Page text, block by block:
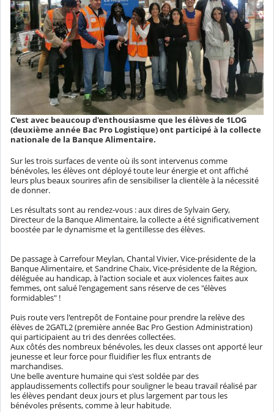
C'est avec beaucoup d'enthousiasme que les élèves de 1LOG
(deuxième année Bac Pro Logistique) ont participé à la collecte
nationale de la Banque Alimentaire.
Sur les trois surfaces de vente où ils sont intervenus comme
bénévoles, les élèves ont déployé toute leur énergie et ont affiché
leurs plus beaux sourires afin de sensibiliser la clientèle à la nécessité
de donner.
Les résultats sont au rendez-vous : aux dires de Sylvain Gery,
Directeur de la Banque Alimentaire, la collecte a été significativement
boostée par le dynamisme et la gentillesse des élèves.
De passage à Carrefour Meylan, Chantal Vivier, Vice-présidente de la
Banque Alimentaire, et Sandrine Chaix, Vice-présidente de la Région,
déléguée au handicap, à l'action sociale et aux violences faites aux
femmes, ont salué l'engagement sans réserve de ces "élèves
formidables" !
Puis route vers l'entrepôt de Fontaine pour prendre la relève des
élèves de 2GATL2 (première année Bac Pro Gestion Administration)
qui participaient au tri des denrées collectées.
Aux côtés des nombreux bénévoles, les deux classes ont apporté leur
jeunesse et leur force pour fluidifier les flux entrants de
marchandises.
Une belle aventure humaine qui s'est soldée par des
applaudissements collectifs pour souligner le beau travail réalisé par
les élèves pendant deux jours et plus largement par tous les
bénévoles présents, comme à leur habitude.